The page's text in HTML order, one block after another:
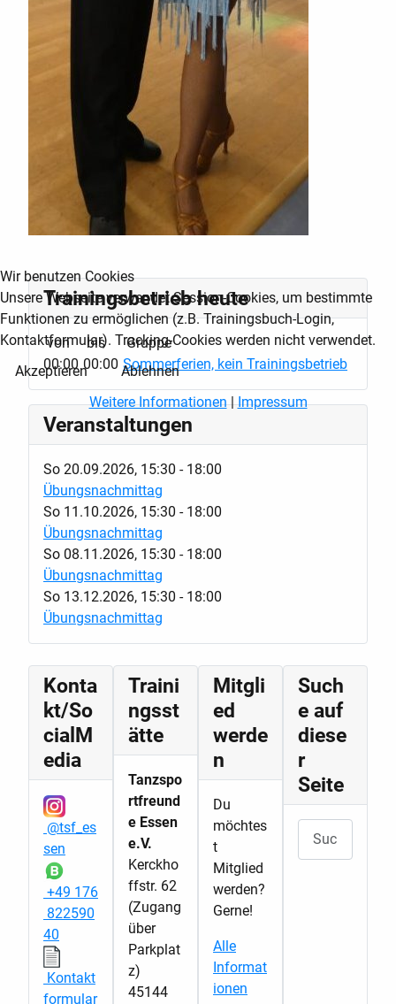
Trainingsbetrieb heute
von bis
Gruppe
00:00 00:00 Sommerferien, kein Trainingsbetrieb
Veranstaltungen
So 20.09.2026, 15:30 - 18:00
Übungsnachmittag
So 11.10.2026, 15:30 - 18:00
Übungsnachmittag
So 08.11.2026, 15:30 - 18:00
Übungsnachmittag
So 13.12.2026, 15:30 - 18:00
Übungsnachmittag
Konta
kt/So
cialM
edia
@tsf_es
sen
+49 176
822590
40
Kontakt
formular
Traini
ngsst
ätte
Tanzspo
rtfreund
e Essen
e.V.
Kerckho
ffstr. 62
(Zugang
über
Parkplat
z)
45144
Mitgli
ed
werde
n
Du
möchtes
t
Mitglied
werden?
Gerne!
Alle
Informat
ionen
Such
e auf
diese
r
Seite
Wir benutzen Cookies
Unsere Webseite verwendet Session-Cookies, um bestimmte
Funktionen zu ermöglichen (z.B. Trainingsbuch-Login,
Kontaktformular). Tracking-Cookies werden nicht verwendet.
Akzeptieren
Ablehnen
Weitere Informationen|Impressum